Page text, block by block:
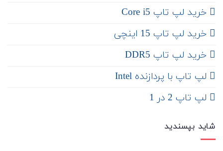
خرید لپ تاپ Core i5
‌‌ خرید لپ تاپ 15 اینچی
خرید لپ تاپ DDR5
لپ تاپ با پردازنده Intel
لپ تاپ 2 در 1
شاید بپسندید